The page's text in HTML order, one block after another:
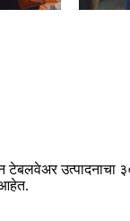
टेबलवेअर उत्पादनाचा
आहेत.